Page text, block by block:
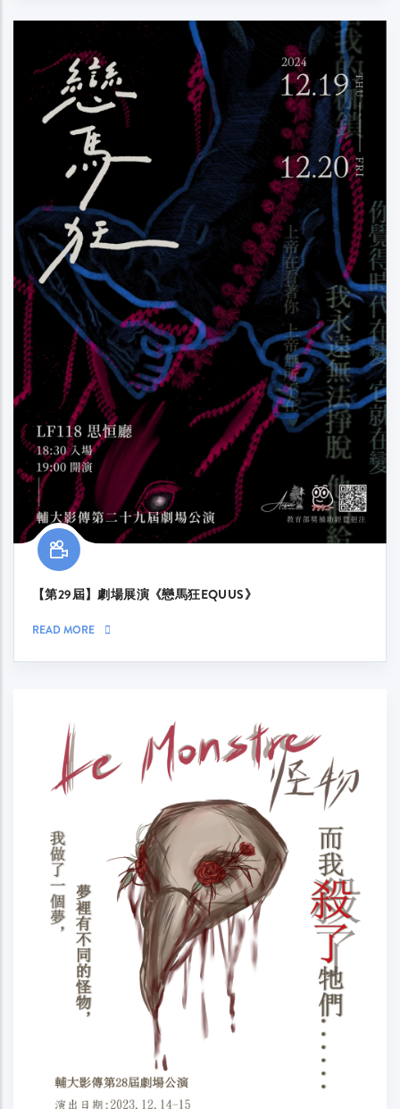
【第29屆】劇場展演《戀馬狂EQUUS》
READ MORE